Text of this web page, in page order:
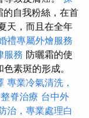
自我粉絲，在首
天，而且在全年
禮專屬外燴服務
服務 防曬霜的使
素斑的形成。
專業冷氣清洗，
整脊治療 台中外
治，專業處理白